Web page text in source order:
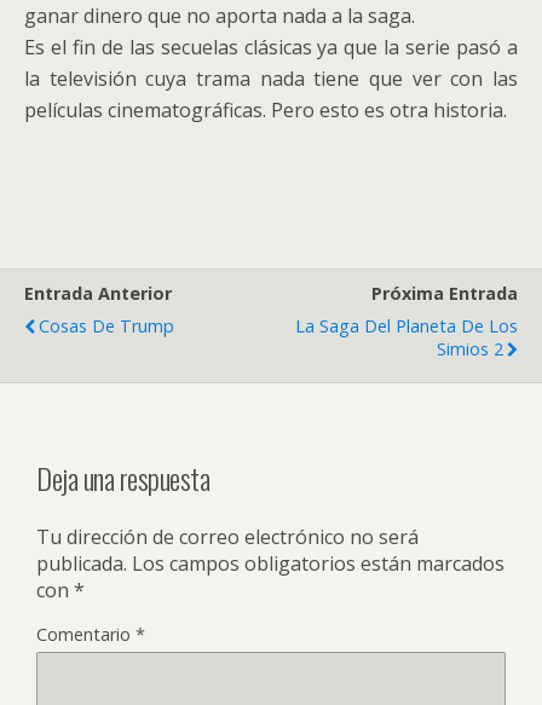
ganar dinero que no aporta nada a la saga.
Es el fin de las secuelas clásicas ya que la serie pasó a
la televisión cuya trama nada tiene que ver con las
películas cinematográficas. Pero esto es otra historia.
Entrada Anterior
Cosas De Trump
Próxima Entrada
La Saga Del Planeta De Los
Simios 2
Deja una respuesta
Tu dirección de correo electrónico no será
publicada. Los campos obligatorios están marcados
con *
Comentario *